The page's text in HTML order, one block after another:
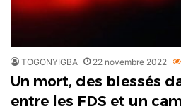
TOGONYIGBA 22 novembre 2022
Un mort, des blessés
entre les FDS et un